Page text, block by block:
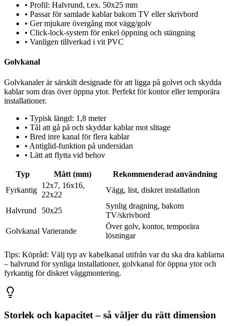
• Profil: Halvrund, t.ex. 50x25 mm
• Passar för samlade kablar bakom TV eller skrivbord
• Ger mjukare övergång mot vägg/golv
• Click-lock-system för enkel öppning och stängning
• Vanligen tillverkad i vit PVC
Golvkanal
Golvkanaler är särskilt designade för att ligga på golvet och skydda
kablar som dras över öppna ytor. Perfekt för kontor eller temporära
installationer.
• Typisk längd: 1,8 meter
• Tål att gå på och skyddar kablar mot slitage
• Bred inre kanal för flera kablar
• Antiglid-funktion på undersidan
• Lätt att flytta vid behov
Typ Mått (mm)
Rekommenderad användning
Fyrkantig
12x7, 16x16,
22x22
Vägg, list, diskret installation
Halvrund 50x25
Synlig dragning, bakom
TV/skrivbord
Golvkanal Varierande
Över golv, kontor, temporära
lösningar
Tips: Köpråd: Välj typ av kabelkanal utifrån var du ska dra kablarna
– halvrund för synliga installationer, golvkanal för öppna ytor och
fyrkantig för diskret väggmontering.
Storlek och kapacitet – så väljer du rätt dimension